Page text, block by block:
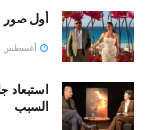
أول صور
أغسطس 8, 2026
السبب